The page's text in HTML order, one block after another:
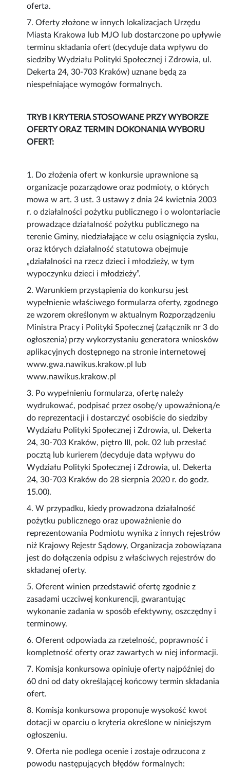
oferta.
7. Oferty złożone w innych lokalizacjach Urzędu
Miasta Krakowa lub MJO lub dostarczone po upływie
terminu składania ofert (decyduje data wpływu do
siedziby Wydziału Polityki Społecznej i Zdrowia, ul.
Dekerta 24, 30-703 Kraków) uznane będą za
niespełniające wymogów formalnych.
TRYB I KRYTERIA STOSOWANE PRZY WYBORZE
OFERTY ORAZ TERMIN DOKONANIA WYBORU
OFERT:
1. Do złożenia ofert w konkursie uprawnione są
organizacje pozarządowe oraz podmioty, o których
mowa w art. 3 ust. 3 ustawy z dnia 24 kwietnia 2003
r. o działalności pożytku publicznego i o wolontariacie
prowadzące działalność pożytku publicznego na
terenie Gminy, niedziałające w celu osiągnięcia zysku,
oraz których działalność statutowa obejmuje
„działalności na rzecz dzieci i młodzieży, w tym
wypoczynku dzieci i młodzieży”.
2. Warunkiem przystąpienia do konkursu jest
wypełnienie właściwego formularza oferty, zgodnego
ze wzorem określonym w aktualnym Rozporządzeniu
Ministra Pracy i Polityki Społecznej (załącznik nr 3 do
ogłoszenia) przy wykorzystaniu generatora wniosków
aplikacyjnych dostępnego na stronie internetowej
www.gwa.nawikus.krakow.pl lub
www.nawikus.krakow.pl
3. Po wypełnieniu formularza, ofertę należy
wydrukować, podpisać przez osobę/y upoważnioną/e
do reprezentacji i dostarczyć osobiście do siedziby
Wydziału Polityki Społecznej i Zdrowia, ul. Dekerta
24, 30-703 Kraków, piętro III, pok. 02 lub przesłać
pocztą lub kurierem (decyduje data wpływu do
Wydziału Polityki Społecznej i Zdrowia, ul. Dekerta
24, 30-703 Kraków do 28 sierpnia 2020 r. do godz.
15.00).
4. W przypadku, kiedy prowadzona działalność
pożytku publicznego oraz upoważnienie do
reprezentowania Podmiotu wynika z innych rejestrów
niż Krajowy Rejestr Sądowy, Organizacja zobowiązana
jest do dołączenia odpisu z właściwych rejestrów do
składanej oferty.
5. Oferent winien przedstawić ofertę zgodnie z
zasadami uczciwej konkurencji, gwarantując
wykonanie zadania w sposób efektywny, oszczędny i
terminowy.
6. Oferent odpowiada za rzetelność, poprawność i
kompletność oferty oraz zawartych w niej informacji.
7. Komisja konkursowa opiniuje oferty najpóźniej do
60 dni od daty określającej końcowy termin składania
ofert.
8. Komisja konkursowa proponuje wysokość kwot
dotacji w oparciu o kryteria określone w niniejszym
ogłoszeniu.
9. Oferta nie podlega ocenie i zostaje odrzucona z
powodu następujących błędów formalnych: